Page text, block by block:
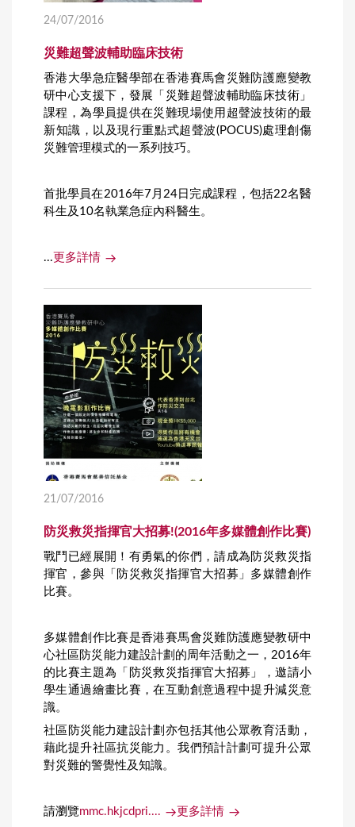
24/07/2016
災難超聲波輔助臨床技術
香港大學急症醫學部在香港賽馬會災難防護應變教
研中心支援下，發展「災難超聲波輔助臨床技術」
課程，為學員提供在災難現場使用超聲波技術的最
新知識，以及現行重點式超聲波(POCUS)處理創傷
災難管理模式的一系列技巧。
首批學員在2016年7月24日完成課程，包括22名醫
科生及10名執業急症內科醫生。
... 更多詳情
21/07/2016
防災救災指揮官大招募!(2016年多媒體創作比賽)
戰鬥已經展開！有勇氣的你們，請成為防災救災指
揮官，參與「防災救災指揮官大招募」多媒體創作
比賽。
多媒體創作比賽是香港賽馬會災難防護應變教研中
心社區防災能力建設計劃的周年活動之一，2016年
的比賽主題為「防災救災指揮官大招募」，邀請小
學生通過繪畫比賽，在互動創意過程中提升減災意
識。
社區防災能力建設計劃亦包括其他公眾教育活動，
藉此提升社區抗災能力。我們預計計劃可提升公眾
對災難的警覺性及知識。
請瀏覽mmc.hkjcdpri.... 更多詳情